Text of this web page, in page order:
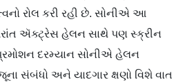
રોલ કરી રહી છે. સોનીએ આ
ઍક્ટ્રેસ હેલન સાથે પણ સ્ક્રીન
દરમ્યાન સોનીએ હેલન
સંબંધો અને યાદગાર ક્ષણો વિશે વાત